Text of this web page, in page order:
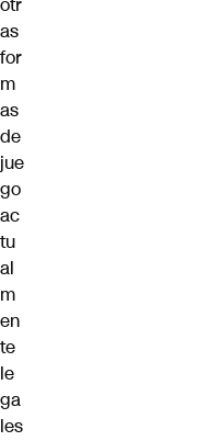
otr
as
for
m
as
de
jue
go
ac
tu
al
m
en
te
le
ga
les